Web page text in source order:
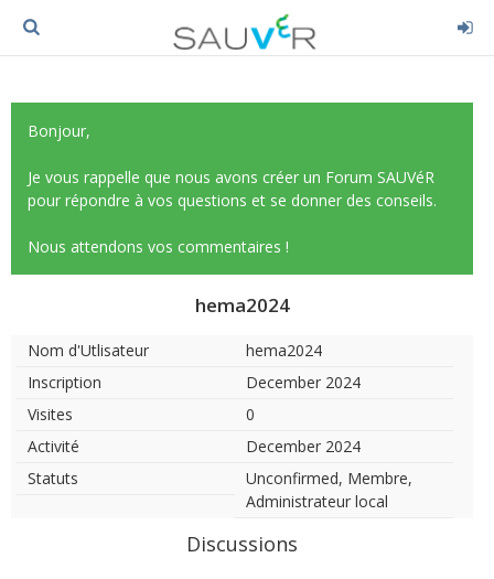
Bonjour,
Je vous rappelle que nous avons créer un Forum SAUVéR
pour répondre à vos questions et se donner des conseils.
Nous attendons vos commentaires !
hema2024
Nom d'Utlisateur
hema2024
Inscription
December 2024
Visites
0
Activité
December 2024
Statuts
Unconfirmed, Membre,
Administrateur local
Discussions